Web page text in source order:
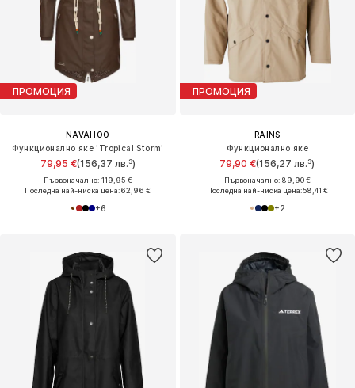
ПРОМОЦИЯ
NAVAHOO
Функционално яке 'Tropical Storm'
79,95 €(156,37 лв.³)
Първоначално: 119,95 €
Последна най-ниска цена:62,96 €
+6
ПРОМОЦИЯ
RAINS
Функционално яке
79,90 €(156,27 лв.³)
Първоначално: 89,90 €
Последна най-ниска цена:58,41 €
+2